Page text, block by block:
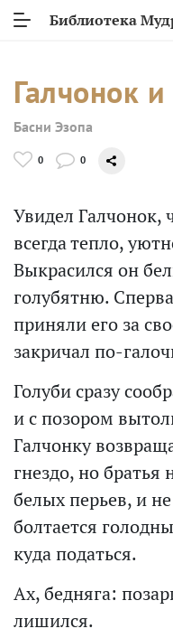
Библиотека
Галчонок
Басни Эзопа
0 0
Увидел Галчонок,
всегда тепло,
Выкрасился он
голубятню.
приняли его за
закричал по-
Голуби сразу
и с позором
Галчонку
гнездо, но братья
белых перьев, и
болтается
куда податься.
Ах, бедняга:
лишился.